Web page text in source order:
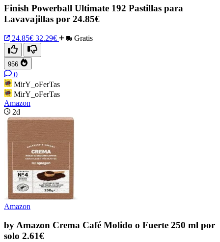
Finish Powerball Ultimate 192 Pastillas para
Lavavajillas por 24.85€
24.85€ 32.29€ Gratis
956
0
MirY_oFerTas
MirY_oFerTas
Amazon
2d
Amazon
by Amazon Crema Café Molido o Fuerte 250 ml por
solo 2.61€